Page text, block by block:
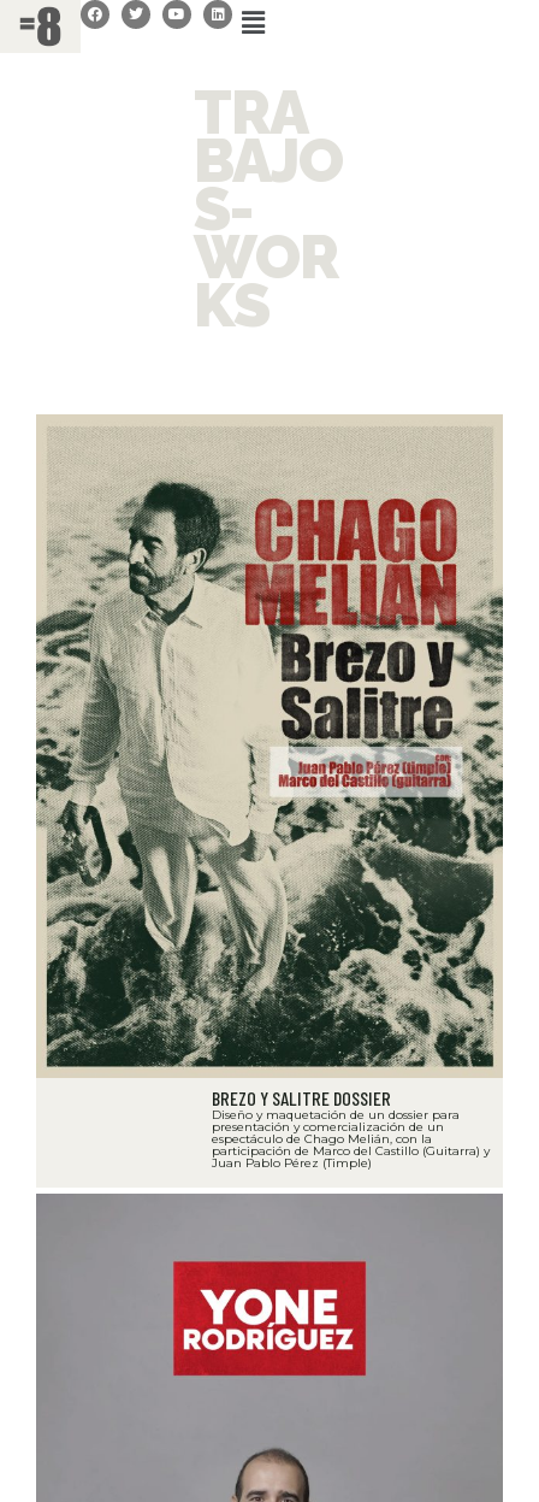
TRA
BAJO
S-
WOR
KS
BREZO Y SALITRE DOSSIER
Diseño y maquetación de un dossier para
presentación y comercialización de un
espectáculo de Chago Melián, con la
participación de Marco del Castillo (Guitarra) y
Juan Pablo Pérez (Timple)